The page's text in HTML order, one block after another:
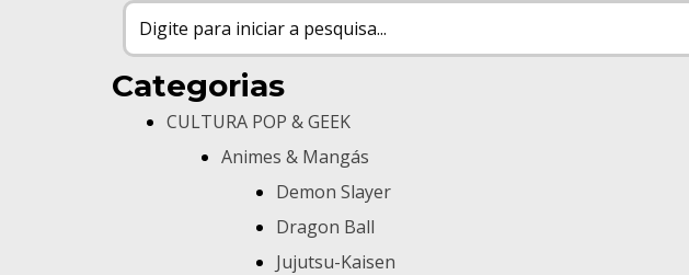
Categorias
CULTURA POP & GEEK
Animes & Mangás
Demon Slayer
Dragon Ball
Jujutsu-Kaisen